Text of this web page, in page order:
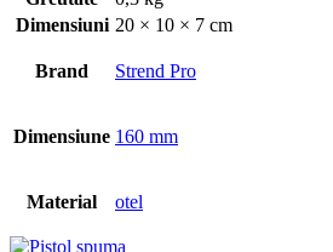
Dimensiuni 20 × 10 × 7 cm
Brand Strend Pro
Dimensiune 160 mm
Material otel